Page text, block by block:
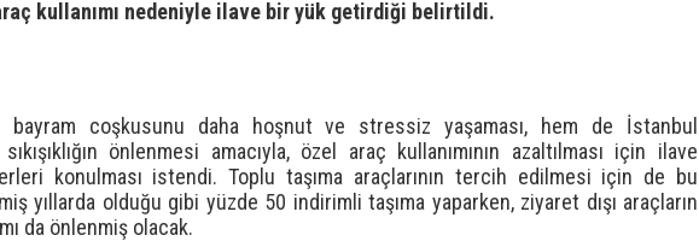
kullanımı nedeniyle ilave bir yük getirdiği belirtildi.
bayram coşkusunu daha hoşnut ve stressiz yaşaması, hem de İstanbul
önlenmesi amacıyla, özel araç kullanımının azaltılması için ilave
konulması istendi. Toplu taşıma araçlarının tercih edilmesi için de bu
yıllarda olduğu gibi yüzde 50 indirimli taşıma yaparken, ziyaret dışı araçların
da önlenmiş olacak.